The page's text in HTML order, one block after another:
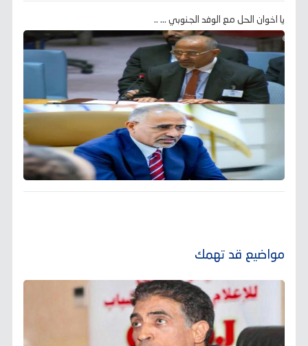
يا اخوان الحل مع الوفد الجنوبي ... ..
مواضيع قد تهمك